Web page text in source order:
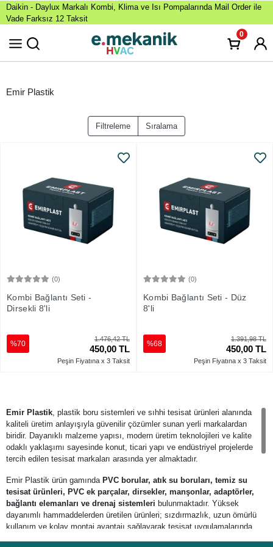
Daikin - Daylux Markalı Kombi, Klima ve Isı Pompalarında Mail Order ile
Vade Farksız 12 Taksit
0
Emir Plastik
Filtreleme Sıralama
(0)
Kombi Bağlantı Seti -
Dirsekli 8'li
1.476,42 TL
450,00 TL
%70
Peşin Fiyatına x 3 Taksit
(0)
Kombi Bağlantı Seti - Düz
8'li
1.391,98 TL
450,00 TL
%68
Peşin Fiyatına x 3 Taksit
Emir Plastik, plastik boru sistemleri ve sıhhi tesisat ürünleri alanında
kaliteli üretim anlayışıyla güvenilir çözümler sunan yerli markalardan
biridir. Dayanıklı malzeme yapısı, modern üretim teknolojileri ve kalite
odaklı yaklaşımı sayesinde konut, ticari yapı ve endüstriyel projelerde
tercih edilen tesisat markaları arasında yer almaktadır.
Emir Plastik ürün gamında PVC borular, atık su boruları, temiz su
tesisat ürünleri, PVC ek parçalar, dirsekler, manşonlar, adaptörler,
bağlantı elemanları ve drenaj sistemleri bulunmaktadır. Yüksek
dayanımlı hammaddelerden üretilen ürünleri; sızdırmazlık, uzun ömürlü
kullanım ve kolay montaj avantajı sağlayarak tesisat uygulamalarında